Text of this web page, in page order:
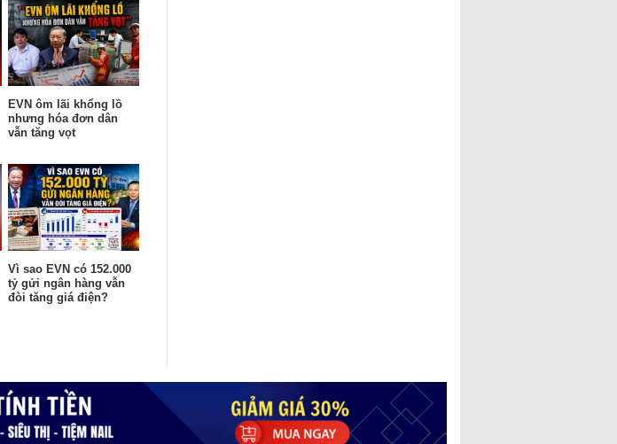
EVN ôm lãi khổng lồ
nhưng hóa đơn dân
vẫn tăng vọt
Vì sao EVN có 152.000
tỷ gửi ngân hàng vẫn
đòi tăng giá điện?